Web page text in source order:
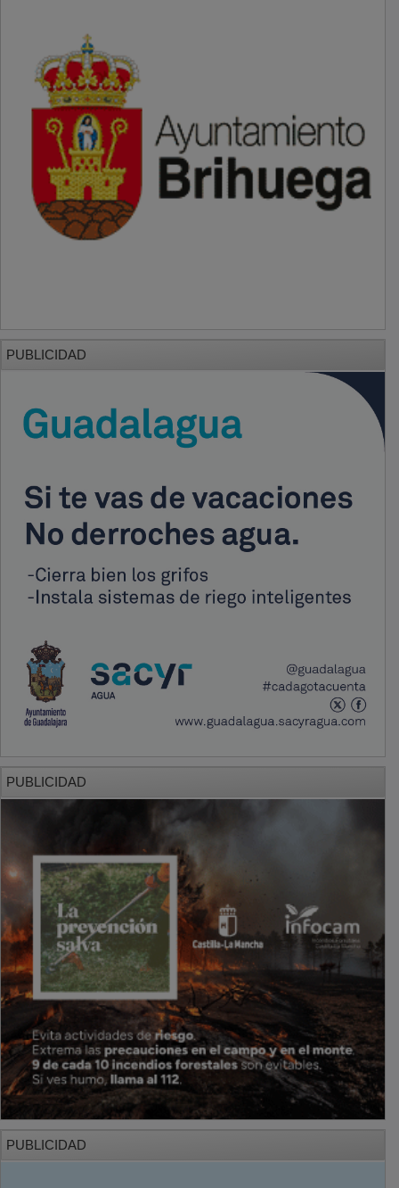
PUBLICIDAD
PUBLICIDAD
PUBLICIDAD